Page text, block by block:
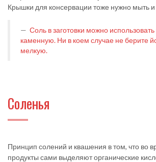
Крышки для консервации тоже нужно мыть и
Соль в заготовки можно
каменную. Ни в коем случае не берите
мелкую.
Соленья
Принцип солений и квашения в том, что во
продукты сами выделяют органические